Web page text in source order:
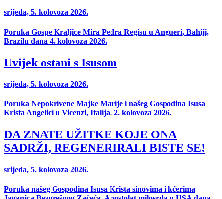
srijeda, 5. kolovoza 2026.
Poruka Gospe Kraljice Mira Pedra Regisu u Angueri, Bahiji,
Brazilu dana 4. kolovoza 2026.
Uvijek ostani s Isusom
srijeda, 5. kolovoza 2026.
Poruka Nepokrivene Majke Marije i našeg Gospodina Isusa
Krista Angelici u Vicenzi, Italija, 2. kolovoza 2026.
DA ZNATE UŽITKE KOJE ONA
SADRŽI, REGENERIRALI BISTE SE!
srijeda, 5. kolovoza 2026.
Poruka našeg Gospodina Isusa Krista sinovima i kćerima